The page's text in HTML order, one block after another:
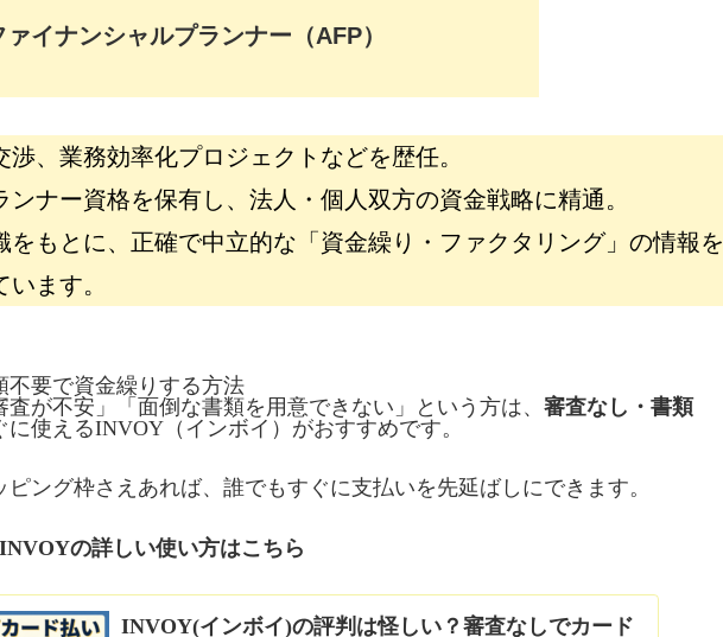
ァイナンシャルプランナー（AFP）
、業務効率化プロジェクトなどを歴任。
ンナー資格を保有し、法人・個人双方の資金戦略に精通。
をもとに、正確で中立的な「資金繰り・ファクタリング」の情報を
ます。
不要で資金繰りする方法
査が不安」「面倒な書類を用意できない」という方は、 審査なし・書類
に使えるINVOY（インボイ）がおすすめです。
ピング枠さえあれば、誰でもすぐに支払いを先延ばしにできます。
の詳しい使い方はこちら
INVOY(インボイ)の評判は怪しい？審査なしでカード